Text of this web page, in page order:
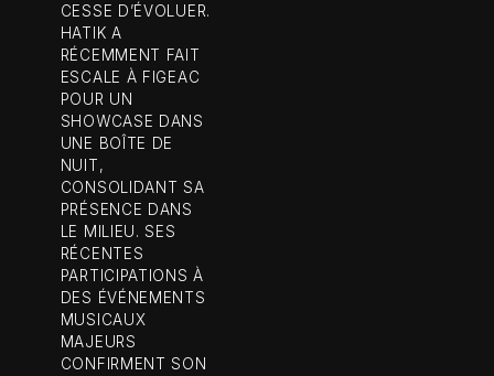
CESSE D’ÉVOLUER.
HATIK A
RÉCEMMENT FAIT
ESCALE À FIGEAC
POUR UN
SHOWCASE DANS
UNE BOÎTE DE
NUIT,
CONSOLIDANT SA
PRÉSENCE DANS
LE MILIEU. SES
RÉCENTES
PARTICIPATIONS À
DES ÉVÉNEMENTS
MUSICAUX
MAJEURS
CONFIRMENT SON